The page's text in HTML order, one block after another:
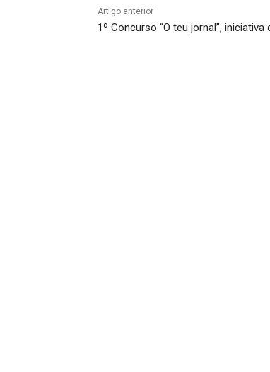
Artigo anterior
1º Concurso “O teu jornal”, iniciativa